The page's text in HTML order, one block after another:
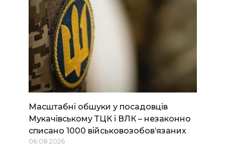
Масштабні обшуки у посадовців
Мукачівському ТЦК і ВЛК – незаконно
списано 1000 військовозобов’язаних
06.08.2026